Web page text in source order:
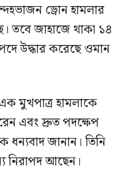
ড্রোন হামলার
তবে জাহাজে থাকা ১৪
উদ্ধার করেছে ওমান
এক মুখপাত্র হামলাকে
এবং দ্রুত পদক্ষেপ
জানান। তিনি
নিরাপদ আছেন।